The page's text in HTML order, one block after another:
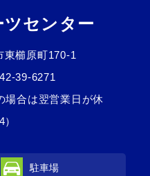
ツセンター
東櫛原町170-1
39-6271
場合は翌営業日が休
駐車場